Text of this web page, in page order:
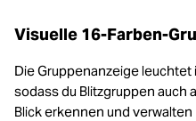
Visuelle 16-Farben-
Die Gruppenanzeige
sodass du Blitzgruppen auch
Blick erkennen und